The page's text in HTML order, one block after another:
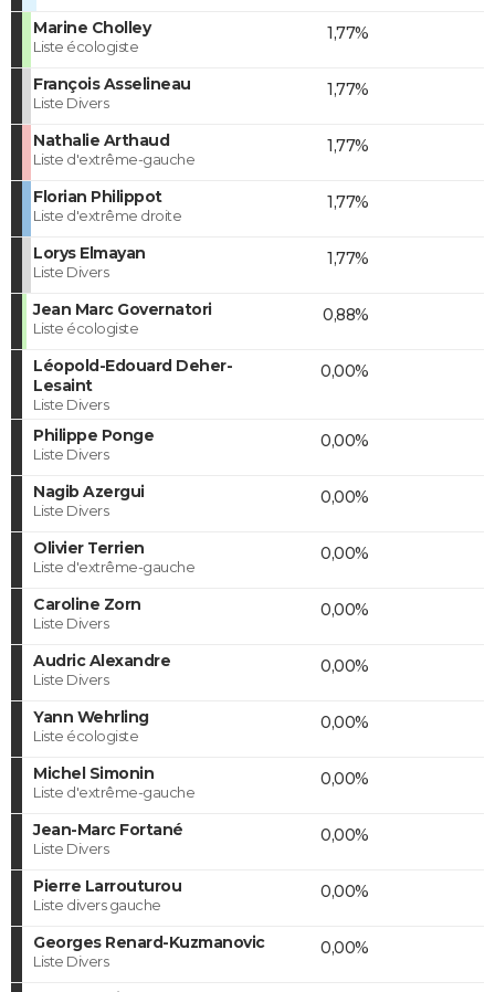
Marine Cholley
Liste écologiste
1,77%
François Asselineau
Liste Divers
1,77%
Nathalie Arthaud
Liste d'extrême-gauche
1,77%
Florian Philippot
Liste d'extrême droite
1,77%
Lorys Elmayan
Liste Divers
1,77%
Jean Marc Governatori
Liste écologiste
0,88%
Léopold-Edouard Deher-
Lesaint
Liste Divers
0,00%
Philippe Ponge
Liste Divers
0,00%
Nagib Azergui
Liste Divers
0,00%
Olivier Terrien
Liste d'extrême-gauche
0,00%
Caroline Zorn
Liste Divers
0,00%
Audric Alexandre
Liste Divers
0,00%
Yann Wehrling
Liste écologiste
0,00%
Michel Simonin
Liste d'extrême-gauche
0,00%
Jean-Marc Fortané
Liste Divers
0,00%
Pierre Larrouturou
Liste divers gauche
0,00%
Georges Renard-Kuzmanovic
Liste Divers
0,00%